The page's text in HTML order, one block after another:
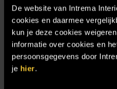
De website van Intrema
cookies en daarmee
kun je deze cookies
informatie over cookies en
persoonsgegevens door
je hier.
Sensire
Showroom
SIDN
Trebbe MiddenWest